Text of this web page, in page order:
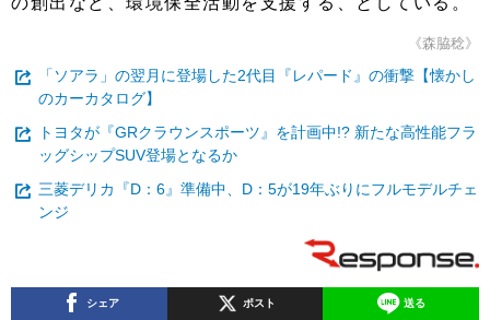
《森脇稔》
「ソアラ」の翌月に登場した2代目『レパード』の衝撃【懐かし
のカーカタログ】
トヨタが『GRクラウンスポーツ』を計画中!? 新たな高性能フラ
ッグシップSUV登場となるか
三菱デリカ『D：6』準備中、D：5が19年ぶりにフルモデルチェ
ンジ
シェア ポスト 送る